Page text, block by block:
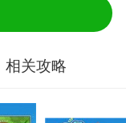
相关攻略